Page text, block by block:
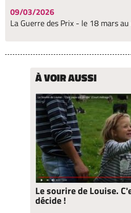
09/03/2026
La Guerre des Prix - le 18 mars
À VOIR AUSSI
Le sourire de Louise.
décide !